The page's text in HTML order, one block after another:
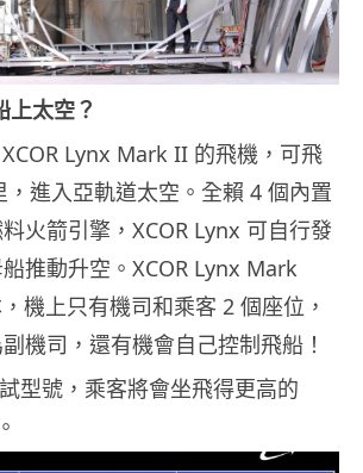
上太空？
Lynx Mark II 的飛機，可飛
進入亞軌道太空。全賴 4 個內置
火箭引擎，XCOR Lynx 可自行發
推動升空。XCOR Lynx Mark
機上只有機司和乘客 2 個座位，
機司，還有機會自己控制飛船！
型號，乘客將會坐飛得更高的